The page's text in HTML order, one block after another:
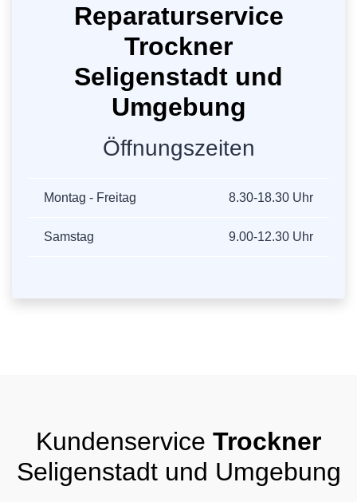
Reparaturservice
Trockner
Seligenstadt und
Umgebung
Öffnungszeiten
Montag - Freitag 8.30-18.30 Uhr
Samstag 9.00-12.30 Uhr
Kundenservice Trockner
Seligenstadt und Umgebung